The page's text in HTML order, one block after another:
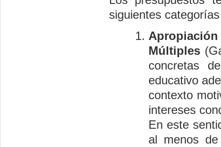
siguientes
Múltiples
concretas
educativo
contexto
intereses
En este
al menos de